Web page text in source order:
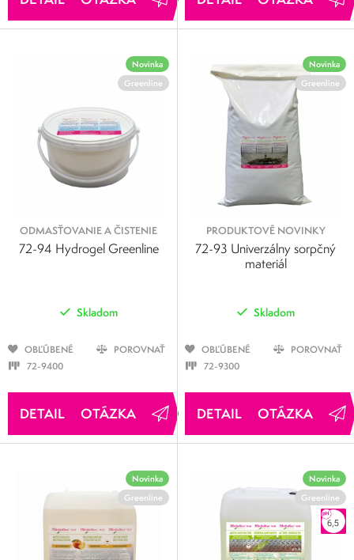
Novinka
Greenline
ODMASŤOVANIE A ČISTENIE
72-94 Hydrogel Greenline
Skladom
OBĽÚBENÉ
POROVNAŤ
72-9400
OTÁZKA
Novinka
Greenline
PRODUKTOVÉ NOVINKY
72-93 Univerzálny sorpčný
materiál
Skladom
OBĽÚBENÉ
POROVNAŤ
72-9300
OTÁZKA
Novinka
Greenline
Novinka
Greenline